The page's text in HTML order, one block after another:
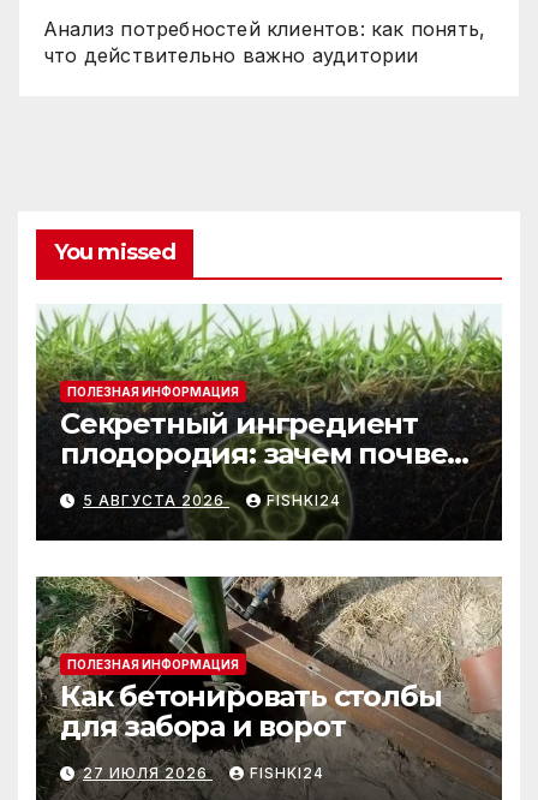
Анализ потребностей клиентов: как понять,
что действительно важно аудитории
You missed
ПОЛЕЗНАЯ ИНФОРМАЦИЯ
Секретный ингредиент
плодородия: зачем почве
нужны бактерии и
биогумус
5 АВГУСТА 2026 FISHKI24
ПОЛЕЗНАЯ ИНФОРМАЦИЯ
Как бетонировать столбы
для забора и ворот
27 ИЮЛЯ 2026 FISHKI24